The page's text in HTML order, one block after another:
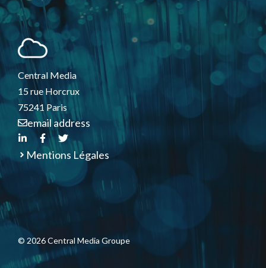
Central Media
15 rue Horcrux
75241 Paris
email address
Mentions Légales
© 2026 Central Media Groupe